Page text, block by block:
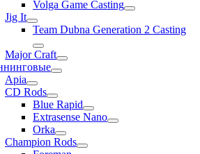
Volga Game Casting
Jig It
Team Dubna Generation 2 Casting
Major Craft
Apia
CD Rods
Blue Rapid
Extrasense Nano
Orka
Champion Rods